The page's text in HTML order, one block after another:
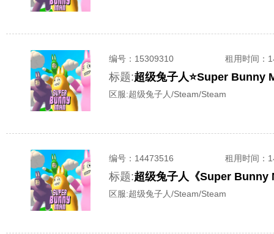
编号： 15309310 租用时间 ：
标题:超级兔子人⭐️Super
区服:超级兔子人/Steam/Steam
编号： 14473516 租用时间 ：
标题:
区服:超级兔子人/Steam/Steam